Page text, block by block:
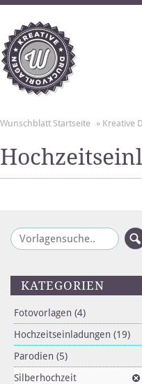
Wunschblatt Startseite » Kreative
KATEGORIEN
Fotovorlagen (4)
Hochzeitseinladungen (19)
Parodien (5)
Silberhochzeit